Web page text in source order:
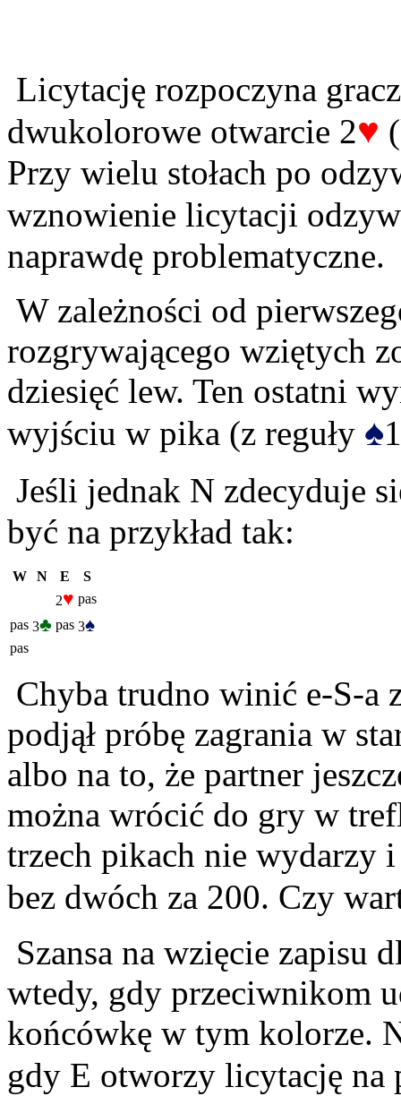
Licytację rozpoczyna
dwukolorowe otwarcie 2♥
Przy wielu stołach po
wznowienie licytacji
naprawdę problematyczne.
W zależności od
rozgrywającego wziętych
dziesięć lew. Ten ostatni
wyjściu w pika (z reguły ♠
Jeśli jednak N zdecyduje
być na przykład tak:
W N E
S
2♥ pas
pas 3♣ pas 3♠
pas
Chyba trudno winić e-S-a
podjął próbę zagrania w
albo na to, że partner
można wrócić do gry w
trzech pikach nie wydarzy
bez dwóch za 200. Czy
Szansa na wzięcie zapisu
wtedy, gdy przeciwnikom
końcówkę w tym kolorze.
gdy E otworzy licytację na